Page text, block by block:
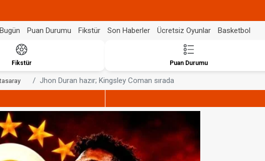
Puan Durumu Fikstür Son Haberler Ücretsiz Oyunlar Basketbol
Fikstür Puan Durumu
Jhon Duran hazır; Kingsley Coman sırada